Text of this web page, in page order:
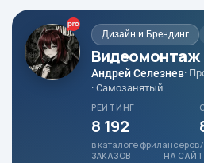
Дизайн и Брендинг
Видеомонтаж
Андрей Селезнев·
· Самозанятый
РЕЙТИНГ
8 192
в каталоге фрилансеров
ЗАКАЗОВ НА